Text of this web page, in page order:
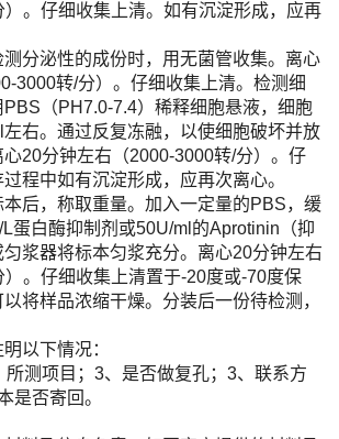
）。仔细收集上清。如有沉淀形成，应再
分泌性的成份时，用无菌管收集。离心
3000转/分）。仔细收集上清。检测细
（PH7.0-7.4）稀释细胞悬液，细胞
右。通过反复冻融，以使细胞破坏并放
20分钟左右（2000-3000转/分）。仔
程中如有沉淀形成，应再次离心。
后，称取重量。加入一定量的PBS，缓
蛋白酶抑制剂或50U/ml的Aprotinin（抑
浆器将标本匀浆充分。离心20分钟左右
）。仔细收集上清置于-20度或-70度保
将样品浓缩干燥。分装后一份待检测，
以下情况：
所测项目；3、是否做复孔；3、联系方
是否寄回。